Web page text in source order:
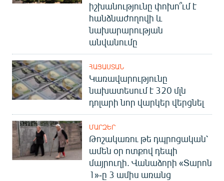
իշխանությունը փոխո՞ւմ է
հանձնաժողովի և
նախարարության
անվանումը
ՀԱՅԱՍՏԱՆ
Կառավարությունը
նախատեսում է 320 մլն
դոլարի նոր վարկեր վերցնել
ՄԱՐԶԵՐ
Թոշակառու թե դպրոցական՝
ամեն օր ոտքով դեպի
մայրուղի. Վանաձորի «Տարոն
1»-ը 3 ամիս առանց